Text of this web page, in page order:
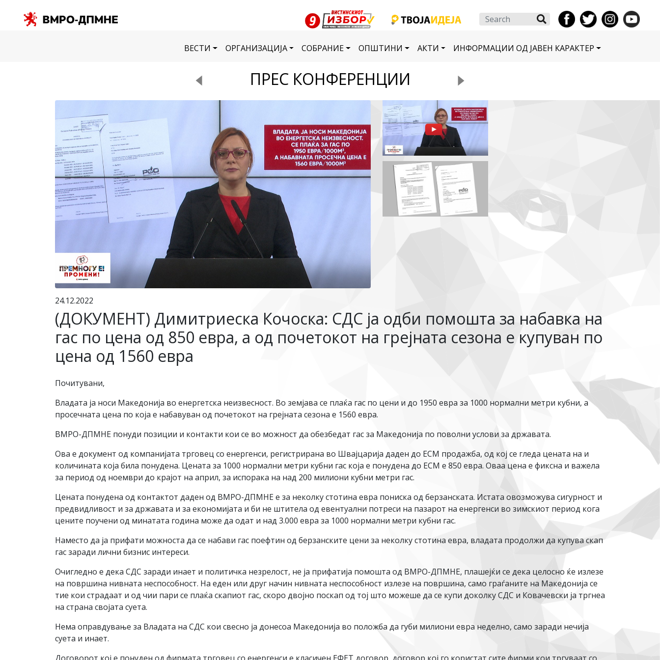
Search
ВЕСТИ ОРГАНИЗАЦИЈА СОБРАНИЕ ОПШТИНИ АКТИ ИНФОРМАЦИИ ОД ЈАВЕН КАРАКТЕР
ПРЕС КОНФЕРЕНЦИИ
24.12.2022
(ДОКУМЕНТ) Димитриеска Кочоска: СДС ја одби помошта за набавка на
гас по цена од 850 евра, а од почетокот на грејната сезона е купуван по
цена од 1560 евра
Почитувани,
Владата ја носи Македонија во енергетска неизвесност. Во земјава се плаќа гас по цени и до 1950 евра за 1000 нормални метри кубни, а
просечната цена по која е набавуван од почетокот на грејната сезона е 1560 евра.
ВМРО-ДПМНЕ понуди позиции и контакти кои се во можност да обезбедат гас за Македонија по поволни услови за државата.
Ова е документ од компанијата трговец со енергенси, регистрирана во Швајцарија даден до ЕСМ продажба, од кој се гледа цената на и
количината која била понудена. Цената за 1000 нормални метри кубни гас која е понудена до ЕСМ е 850 евра. Оваа цена е фиксна и важела
за период од ноември до крајот на април, за испорака на над 200 милиони кубни метри гас.
Цената понудена од контактот даден од ВМРО-ДПМНЕ е за неколку стотина евра пониска од берзанската. Истата овозможува сигурност и
предвидливост и за државата и за економијата и би не штитела од евентуални потреси на пазарот на енергенси во зимскиот период кога
цените поучени од минатата година може да одат и над 3.000 евра за 1000 нормални метри кубни гас.
Наместо да ја прифати можноста да се набави гас поефтин од берзанските цени за неколку стотина евра, владата продолжи да купува скап
гас заради лични бизнис интереси.
Очигледно е дека СДС заради инает и политичка незрелост, не ја прифатија помошта од ВМРО-ДПМНЕ, плашејќи се дека целосно ќе излезе
на површина нивната неспособност. На еден или друг начин нивната неспособност излезе на површина, само граѓаните на Македонија се
тие кои страдаат и од чии пари се плаќа скапиот гас, скоро двојно поскап од тој што можеше да се купи доколку СДС и Ковачевски ја тргнеа
на страна својата суета.
Нема оправдување за Владата на СДС кои свесно ја донесоа Македонија во положба да губи милиони евра неделно, само заради нечија
суета и инает.